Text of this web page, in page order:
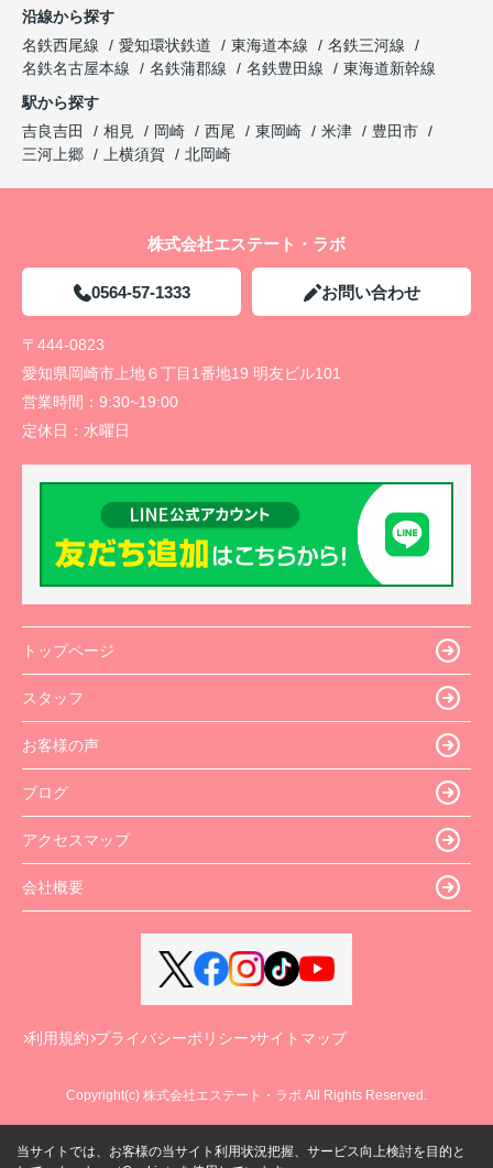
沿線から探す
名鉄西尾線
愛知環状鉄道 東海道本線
名鉄三河線
名鉄名古屋本線
名鉄蒲郡線 名鉄豊田線
東海道新幹線
駅から探す
吉良吉田
相見 岡崎 西尾 東岡崎 米津
豊田市
三河上郷
上横須賀 北岡崎
株式会社エステート・ラボ
0564-57-1333 お問い合わせ
〒444-0823
愛知県岡崎市上地６丁目1番地19 明友ビル101
営業時間： 9:30~19:00
定休日： 水曜日
トップページ
スタッフ
お客様の声
ブログ
アクセスマップ
会社概要
利用規約 プライバシーポリシー サイトマップ
Copyright(c) 株式会社エステート・ラボ All Rights Reserved.
当サイトでは、お客様の当サイト利用状況把握、サービス向上検討を目的と